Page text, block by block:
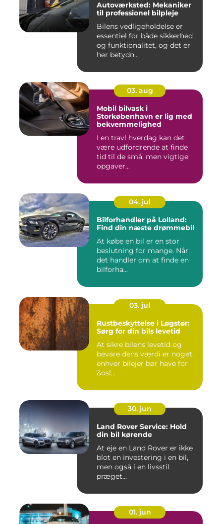
Autoværksted: Mekaniker
til professionel bilpleje
Bilens vedligeholdelse er
essentiel for både sikkerhed
og funktionalitet, og det er
her betydn...
03. aug
Mobil bilvask i
Storkøbenhavn er lig med
bekvemmelighed
I en travl hverdag kan det
være udfordrende at finde
tid til de små, men vigtige
opgaver...
04. jul
Bilforhandler på Lolland:
Find din næste drømmebil
At købe en bil er en stor
beslutning for mange. Når
det handler om at finde en
bilforha...
03. jul
Rustbeskyttelse i Løgstør:
Sørg for din bils levetid
At sikre bilens levetid og
bevare dens værdi er noget,
enhver bilejer bør have for
&osl...
30. jun
Land Rover Service: Hold
din bil kørende
At eje en Land Rover er ikke
blot en investering i en bil,
men også i en livsstil
præget...
01. jun